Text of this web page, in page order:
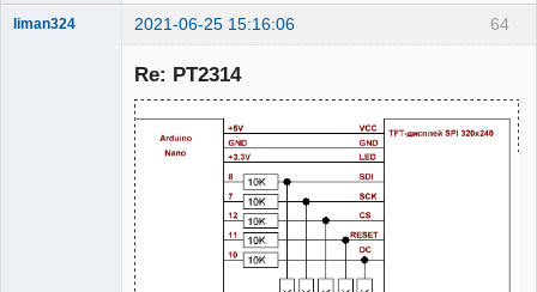
64
liman324 2021-06-25 15:16:06
Re: PT2314